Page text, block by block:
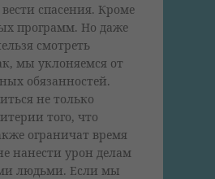
спасения. Кроме
программ. Но даже
смотреть
мы уклоняемся от
обязанностей.
не только
того, что
ограничат время
нанести урон делам
людьми. Если мы